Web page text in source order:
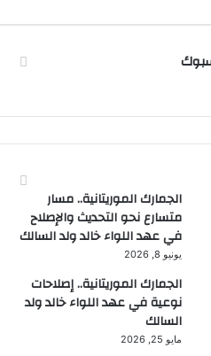
الجمارك الموريتانية.. مسار
متسارع نحو التحديث والإصلاح
في عهد اللواء خالد ولد السالك
يونيو 8, 2026
الجمارك الموريتانية.. إصلاحات
نوعية في عهد اللواء خالد ولد
السالك
مايو 25, 2026